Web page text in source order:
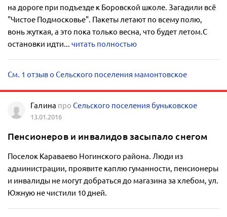
на дороге при подъезде к Боровской школе. Загадили всё
"Чистое Подмосковье". Пакеты летают по всему полю,
вонь жуткая, а это пока только весна, что будет летом.С
остановки идти... читать полностью
См. 1 отзыв о Сельского поселения мамонтовское
Галина проСельского поселения буньковское
13.01.2016
Пенсионеров и инвалидов засыпало снегом
Поселок Караваево Ногинского района. Люди из
администрации, проявите каплю гуманности, пенсионеры
и инвалиды не могут добраться до магазина за хлебом, ул.
Южную не чистили 10 дней.